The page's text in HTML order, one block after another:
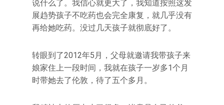
说什么了。我信心就更大了，我知道按照这发
展趋势孩子不吃药也会完全康复，就几乎没有
再给她吃药。没过几天孩子就彻底好了。
转眼到了2012年5月，父母就邀请我带孩子来
娘家住上一段时间，我就在孩子一岁多1个月
时带她去了伦敦，待了五个多月。